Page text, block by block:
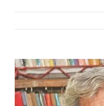
View
Larger
Image